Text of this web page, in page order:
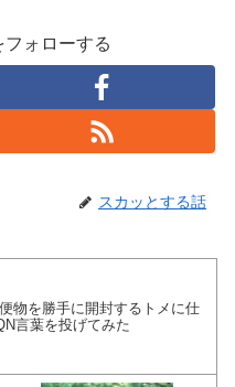
ォローする
スカッとする話
物を勝手に開封するトメに仕
言葉を投げてみた